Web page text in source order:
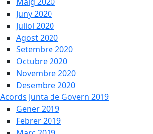
Juny 2020
Juliol 2020
Agost 2020
Setembre 2020
Octubre 2020
Novembre 2020
Desembre 2020
Acords Junta de Govern 2019
Gener 2019
Febrer 2019